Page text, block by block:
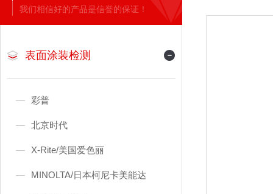
我们相信好的产品是信誉的保证！
表面涂装检测
彩普
北京时代
X-Rite/美国爱色丽
MINOLTA/日本柯尼卡美能达